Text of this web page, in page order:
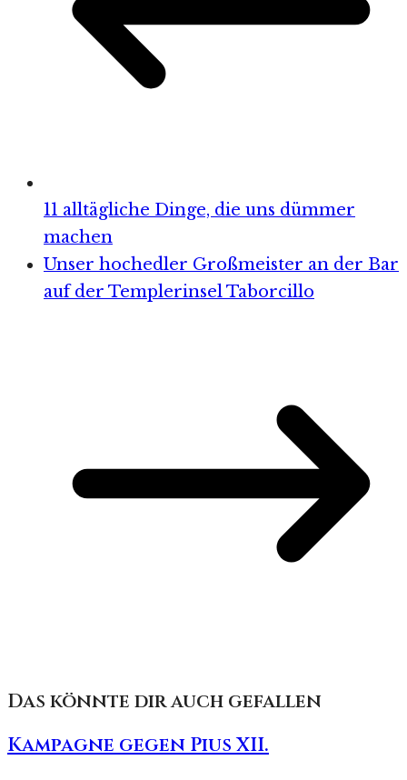
11 alltägliche Dinge, die uns dümmer
machen
Unser hochedler Großmeister an der Bar
auf der Templerinsel Taborcillo
Das könnte dir auch gefallen
Kampagne gegen Pius XII.